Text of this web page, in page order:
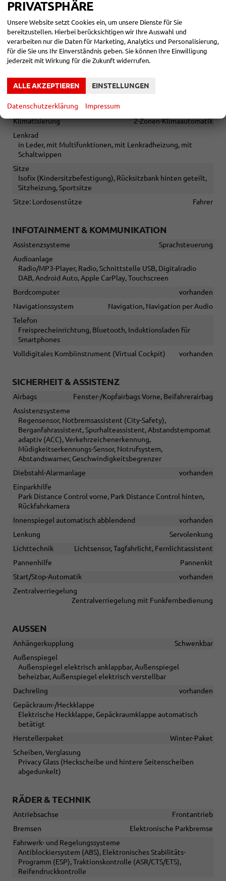
ausdrücklich vorbehalten. Die Fahrzeugbeschreibung dient
lediglich der allgemeinen Identifizierung des Fahrzeuges und
stellt keine Gewährleistung im kaufrechtlichen Sinne dar. Die
abgebildete Ausstattung kann im Einzelfall vom tatsächlichen
erhalten Sie von unserem Verkaufspersonal. Bitte zögern Sie
nicht, uns zu kontaktieren. Wir freuen uns auf Ihre Anfrage.
INNEN
Klimatisierung
2-Zonen-Klimaautomatik
Lenkrad
in Leder, mit Multifunktionen, mit Lenkradheizung, mit
Schaltwippen
Sitze
Isofix (Kindersitzbefestigung), Rücksitzbank hinten geteilt,
Sitzheizung, Sportsitze
Sitze: Lordosenstütze
Fahrer
INFOTAINMENT & KOMMUNIKATION
Assistenzsysteme
Sprachsteuerung
Audioanlage
Radio/MP3-Player, Radio, Schnittstelle USB, Digitalradio
DAB, Android Auto, Apple CarPlay, Touchscreen
Bordcomputer
vorhanden
Navigationssystem
Navigation, Navigation per Audio
Telefon
Freisprecheinrichtung, Bluetooth, Induktionsladen für
Smartphones
Volldigitales Kombiinstrument (Virtual Cockpit)
vorhanden
SICHERHEIT & ASSISTENZ
Airbags
Fenster-/Kopfairbags Vorne, Beifahrerairbag
Assistenzsysteme
Regensensor, Notbremsassistent (City-Safety),
Berganfahrassistent, Spurhalteassistent, Abstandstempomat
adaptiv (ACC), Verkehrzeichenerkennung,
Müdigkeitserkennungs-Sensor, Notrufsystem,
Abstandswarner, Geschwindigkeitsbegrenzer
Diebstahl-Alarmanlage
vorhanden
Einparkhilfe
Park Distance Control vorne, Park Distance Control hinten,
Rückfahrkamera
Innenspiegel automatisch abblendend
vorhanden
Lenkung
Servolenkung
Lichttechnik
Lichtsensor, Tagfahrlicht, Fernlichtassistent
Pannenhilfe
Pannenkit
Start/Stop-Automatik
vorhanden
Zentralverriegelung
Zentralverriegelung mit Funkfernbedienung
AUSSEN
Anhängerkupplung
Schwenkbar
Außenspiegel
Außenspiegel elektrisch anklappbar, Außenspiegel
beheizbar, Außenspiegel elektrisch verstellbar
Dachreling
vorhanden
Gepäckraum-/Heckklappe
Elektrische Heckklappe, Gepäckraumklappe automatisch
betätigt
Herstellerpaket
Winter-Paket
Scheiben, Verglasung
Privacy Glass (Heckscheibe und hintere Seitenscheiben
abgedunkelt)
RÄDER & TECHNIK
Antriebsachse
Frontantrieb
Bremsen
Elektronische Parkbremse
Fahrwerk- und Regelungssysteme
Antiblockiersystem (ABS), Elektronisches Stabilitäts-
Programm (ESP), Traktionskontrolle (ASR/CTS/ETS),
Reifendruckkontrolle
PRIVATSPHÄRE
Unsere Website setzt Cookies ein, um unsere Dienste für Sie
bereitzustellen. Hierbei berücksichtigen wir Ihre Auswahl und
verarbeiten nur die Daten für Marketing, Analytics und Personalisierung,
für die Sie uns Ihr Einverständnis geben. Sie können Ihre Einwilligung
jederzeit mit Wirkung für die Zukunft widerrufen.
ALLE AKZEPTIEREN EINSTELLUNGEN
Datenschutzerklärung Impressum